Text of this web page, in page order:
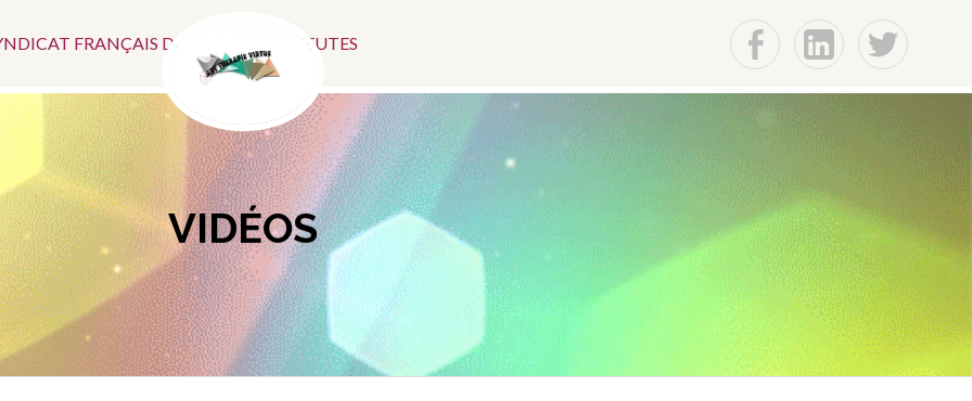
FRANÇAIS DES ART-THÉRAPEUTES
Social
f Lin t
VIDÉOS